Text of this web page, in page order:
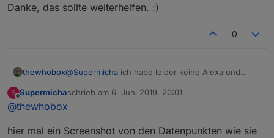
Danke, das sollte weiterhelfen. :)
0
thewhobox@Supermicha ich habe leider keine Alexa und
Kannst du mal ein Screenshot hochladen, welche
datenpunkt du gerne auslesen würdest?
S
Offline
Supermichaschrieb am 6. Juni 2019, 20:01
zuletzt editiert von
@thewhobox
hier mal ein Screenshot von den Datenpunkten wie sie